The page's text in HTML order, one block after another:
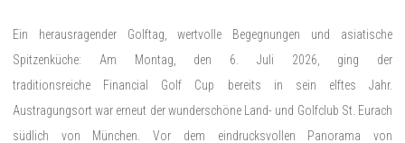
Ein herausragender Golftag, wertvolle Begegnungen und asiatische
Spitzenküche: Am Montag, den 6. Juli 2026, ging der
traditionsreiche Financial Golf Cup bereits in sein elftes Jahr.
Austragungsort war erneut der wunderschöne Land- und Golfclub St. Eurach
südlich von München. Vor dem eindrucksvollen Panorama von